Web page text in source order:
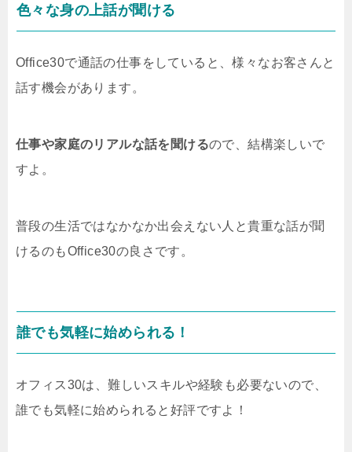
色々な身の上話が聞ける
Office30で通話の仕事をしていると、様々なお客さんと
話す機会があります。
仕事や家庭のリアルな話を聞けるので、結構楽しいで
すよ。
普段の生活ではなかなか出会えない人と貴重な話が聞
けるのもOffice30の良さです。
誰でも気軽に始められる！
オフィス30は、難しいスキルや経験も必要ないので、
誰でも気軽に始められると好評ですよ！